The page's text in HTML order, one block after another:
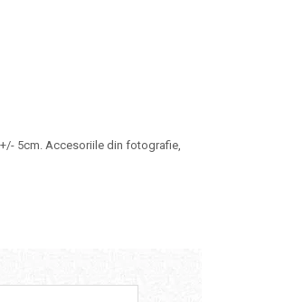
5cm. Accesoriile din fotografie,